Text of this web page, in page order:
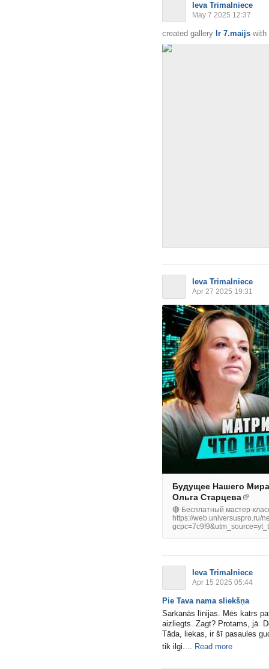
Ieva Trimalniece
May 7 2025 12:37
created gallery Ir 7.maijs with
Ieva Trimalniece
Apr 27 2025 19:31
Будущее Нашего
Ольга Старцева
🔴 Бесплатный мастер-
https://web.universuspro.ru/
Ieva Trimalniece
Apr 15 2025 05:44
Pie Tava nama sliekšņa
Sarkanās līnijas. Mēs katrs
aizliegts. Zagt? Protams, jā.
Tāda, liekas, ir šī pasaules
tik ilgi.... Read more